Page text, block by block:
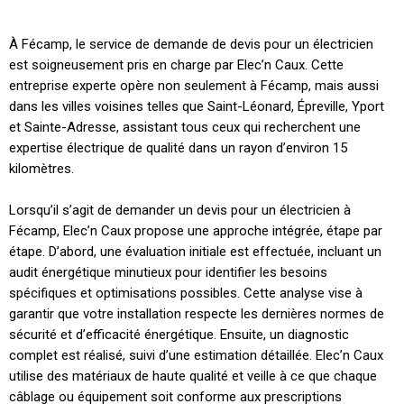
À Fécamp, le service de demande de devis pour un électricien
est soigneusement pris en charge par Elec’n Caux. Cette
entreprise experte opère non seulement à Fécamp, mais aussi
dans les villes voisines telles que Saint-Léonard, Épreville, Yport
et Sainte-Adresse, assistant tous ceux qui recherchent une
expertise électrique de qualité dans un rayon d’environ 15
kilomètres.
Lorsqu’il s’agit de demander un devis pour un électricien à
Fécamp, Elec’n Caux propose une approche intégrée, étape par
étape. D’abord, une évaluation initiale est effectuée, incluant un
audit énergétique minutieux pour identifier les besoins
spécifiques et optimisations possibles. Cette analyse vise à
garantir que votre installation respecte les dernières normes de
sécurité et d’efficacité énergétique. Ensuite, un diagnostic
complet est réalisé, suivi d’une estimation détaillée. Elec’n Caux
utilise des matériaux de haute qualité et veille à ce que chaque
câblage ou équipement soit conforme aux prescriptions